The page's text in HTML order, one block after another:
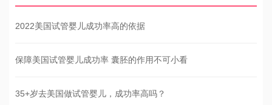
2022美国试管婴儿成功率高的依据
保障美国试管婴儿成功率 囊胚的作用不可小看
35+岁去美国做试管婴儿，成功率高吗？